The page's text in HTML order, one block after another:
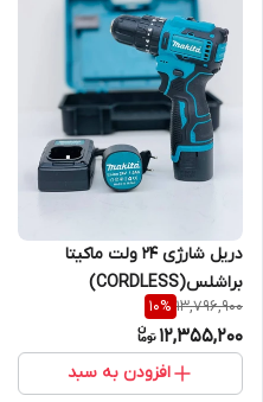
دریل شارژی ۲۴ ولت ماکیتا
براشلس(CORDLESS)
13,796,900
10%
12,355,200
افزودن به سبد